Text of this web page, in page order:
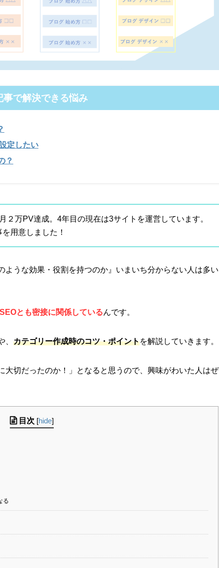
事で解決できる悩み
定したい
？
２万PV達成。4年目の現在は3サイトを運営しています。
用意しました！
うな効果・役割を持つのか』いまいち分からない人は多い
SEOとも密接に関係しているんです。
、 カテゴリー作成時のコツ・ポイントを解説していきます。
大切だったのか！」となると思うので、興味がわいた人はぜ
目次 [hide]
る